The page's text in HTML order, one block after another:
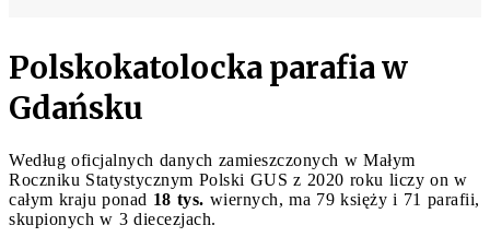
Polskokatolocka parafia w
Gdańsku
Według oficjalnych danych zamieszczonych w Małym
Roczniku Statystycznym Polski GUS z 2020 roku liczy on w
całym kraju ponad 18 tys. wiernych, ma 79 księży i 71 parafii,
skupionych w 3 diecezjach.